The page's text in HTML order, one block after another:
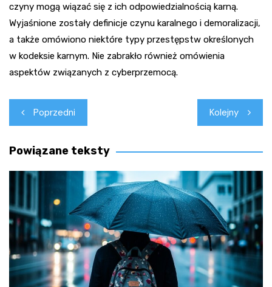
czyny mogą wiązać się z ich odpowiedzialnością karną.
Wyjaśnione zostały definicje czynu karalnego i demoralizacji,
a także omówiono niektóre typy przestępstw określonych
w kodeksie karnym. Nie zabrakło również omówienia
aspektów związanych z cyberprzemocą.
Nawigacja
wpisu
Poprzedni Kolejny
Powiązane teksty